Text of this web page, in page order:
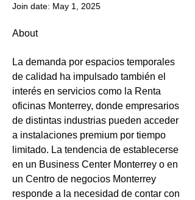
Join date: May 1, 2025
About
La demanda por espacios temporales
de calidad ha impulsado también el
interés en servicios como la Renta
oficinas Monterrey, donde empresarios
de distintas industrias pueden acceder
a instalaciones premium por tiempo
limitado. La tendencia de establecerse
en un Business Center Monterrey o en
un Centro de negocios Monterrey
responde a la necesidad de contar con